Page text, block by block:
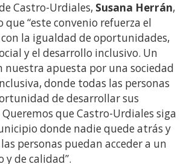
Castro-Urdiales, Susana Herrán,
que “este convenio refuerza el
la igualdad de oportunidades,
y el desarrollo inclusivo. Un
nuestra apuesta por una sociedad
donde todas las personas
de desarrollar sus
que Castro-Urdiales siga
donde nadie quede atrás y
personas puedan acceder a un
y de calidad”.